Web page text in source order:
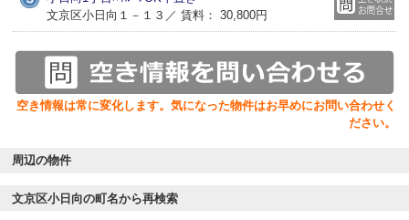
文京区小日向１－１３／ 賃料： 30,800円
空き情報は常に変化します。気になった物件はお早めにお問い合わせく
ださい。
周辺の物件
文京区小日向の町名から再検索